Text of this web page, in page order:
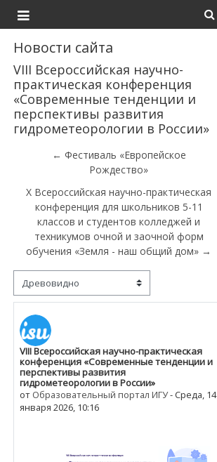
Боковая панель
Новости сайта
VIII Всероссийская научно-
практическая конференция
«Современные тенденции и
перспективы развития
гидрометеорологии в России»
← Фестиваль «Европейское
Рождество»
X Всероссийская научно-практическая
конференция для школьников 5-11
классов и студентов колледжей и
техникумов очной и заочной форм
обучения «Земля - наш общий дом» →
Режим отображения
VIII Всероссийская научно-практическая
конференция «Современные тенденции и
перспективы развития
гидрометеорологии в России»
от Образовательный портал ИГУ-Среда, 14
января 2026, 10:16
Количество ответов: 0